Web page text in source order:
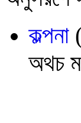
কল্পনা
অথচ